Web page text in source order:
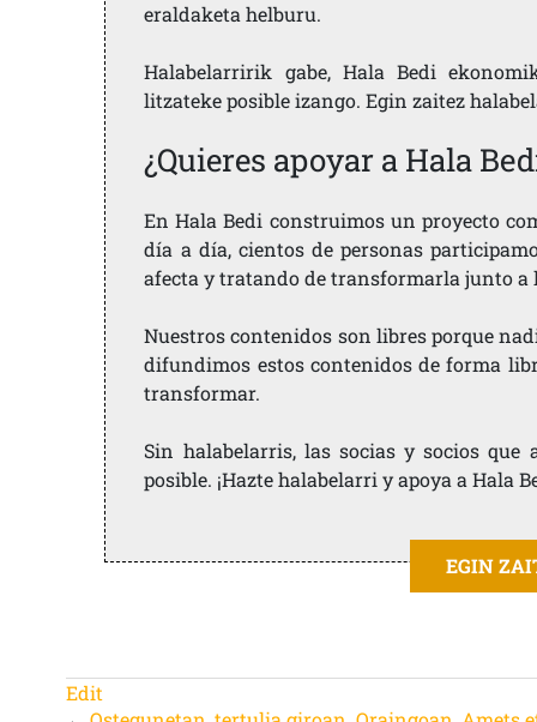
eraldaketa helburu.
Halabelarririk gabe, Hala Bedi
litzateke posible izango. Egin zaitez
¿Quieres apoyar a Hala
En Hala Bedi construimos un proyecto
día a día, cientos de personas
afecta y tratando de transformarla junto a
Nuestros contenidos son libres porque
difundimos estos contenidos de forma
transformar.
Sin halabelarris, las socias y socios que
posible. ¡Hazte halabelarri y apoya a Hala
EGIN
Edit